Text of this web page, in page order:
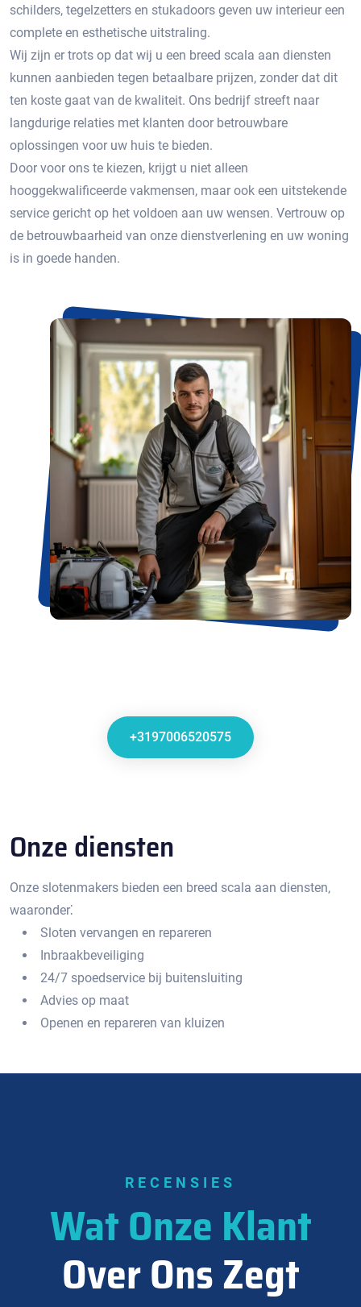
schilders, tegelzetters en stukadoors geven uw interieur een
complete en esthetische uitstraling.
Wij zijn er trots op dat wij u een breed scala aan diensten
kunnen aanbieden tegen betaalbare prijzen, zonder dat dit
ten koste gaat van de kwaliteit. Ons bedrijf streeft naar
langdurige relaties met klanten door betrouwbare
oplossingen voor uw huis te bieden.
Door voor ons te kiezen, krijgt u niet alleen
hooggekwalificeerde vakmensen, maar ook een uitstekende
service gericht op het voldoen aan uw wensen. Vertrouw op
de betrouwbaarheid van onze dienstverlening en uw woning
is in goede handen.
+3197006520575
Onze diensten
Onze slotenmakers bieden een breed scala aan diensten‚
waaronder⁚
Sloten vervangen en repareren
Inbraakbeveiliging
24/7 spoedservice bij buitensluiting
Advies op maat
Openen en repareren van kluizen
RECENSIES
Wat Onze Klant
Over Ons Zegt